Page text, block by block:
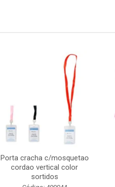
Porta cracha c/mosquetao
cordao vertical color
sortidos